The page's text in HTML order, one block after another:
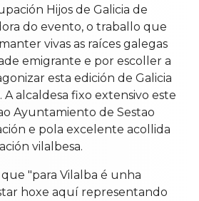
Hijos de Galicia de
do evento, o traballo que
vivas as raíces galegas
emigrante e por escoller a
esta edición de Galicia
alcaldesa fixo extensivo este
Ayuntamiento de Sestao
e pola excelente acollida
vilalbesa.
"para Vilalba é unha
hoxe aquí representando